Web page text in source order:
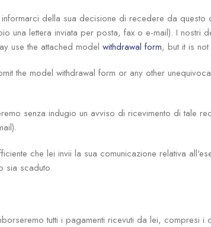
della sua decisione di recedere da questo
una lettera inviata per posta, fax o e-mail). I nostri
use the attached model withdrawal form, but it is
the model withdrawal form or any other
senza indugio un avviso di ricevimento di tale
che lei invii la sua comunicazione relativa
sia scaduto.
tutti i pagamenti ricevuti da lei, compresi i